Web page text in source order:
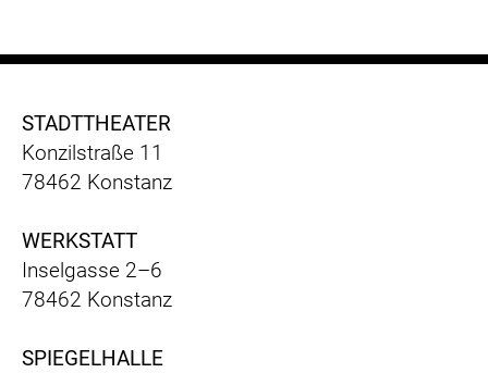
STADTTHEATER
Konzilstraße 11
78462 Konstanz
WERKSTATT
Inselgasse 2–6
78462 Konstanz
SPIEGELHALLE